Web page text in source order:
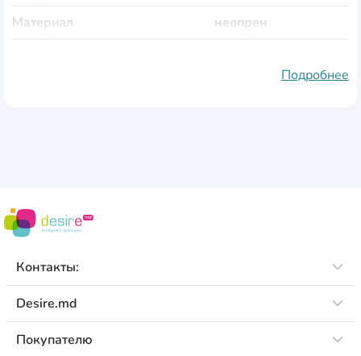
Материал
неопрен
Подробнее
Контакты:
Desire.md
Покупателю